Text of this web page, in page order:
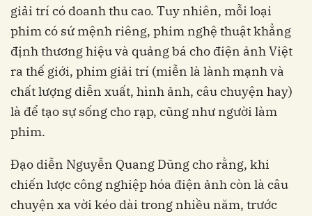
giải trí có doanh thu cao. Tuy nhiên, mỗi loại
phim có sứ mệnh riêng, phim nghệ thuật khẳng
định thương hiệu và quảng bá cho điện ảnh Việt
ra thế giới, phim giải trí (miễn là lành mạnh và
chất lượng diễn xuất, hình ảnh, câu chuyện hay)
là để tạo sự sống cho rạp, cũng như người làm
phim.
Đạo diễn Nguyễn Quang Dũng cho rằng, khi
chiến lược công nghiệp hóa điện ảnh còn là câu
chuyện xa vời kéo dài trong nhiều năm, trước